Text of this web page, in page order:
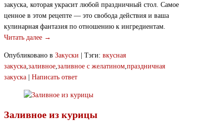
закуска, которая украсит любой праздничный стол. Самое
ценное в этом рецепте — это свобода действия и ваша
кулинарная фантазия по отношению к ингредиентам.
Читать далее →
Опубликовано в Закуски Тэги: вкусная
закуска заливное заливное с желатином праздничная
закуска
Написать ответ
Заливное из курицы